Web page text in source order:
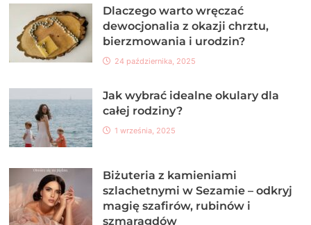
Dlaczego warto wręczać
dewocjonalia z okazji chrztu,
bierzmowania i urodzin?
24 października, 2025
Jak wybrać idealne okulary dla
całej rodziny?
1 września, 2025
Biżuteria z kamieniami
szlachetnymi w Sezamie – odkryj
magię szafirów, rubinów i
szmaragdów